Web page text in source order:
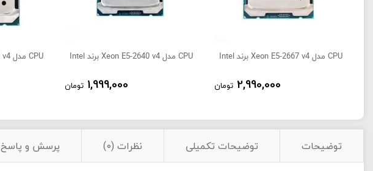
CPU مدل Xeon E5-2667 v4 برند Intel
2,990,000 تومان
CPU مدل Xeon E5-2640 v4 برند Intel
1,999,000 تومان
CPU مدل Xeon E5-2630 v4 برند Intel
توضیحات توضیحات تکمیلی نظرات (0) پرسش و پاسخ